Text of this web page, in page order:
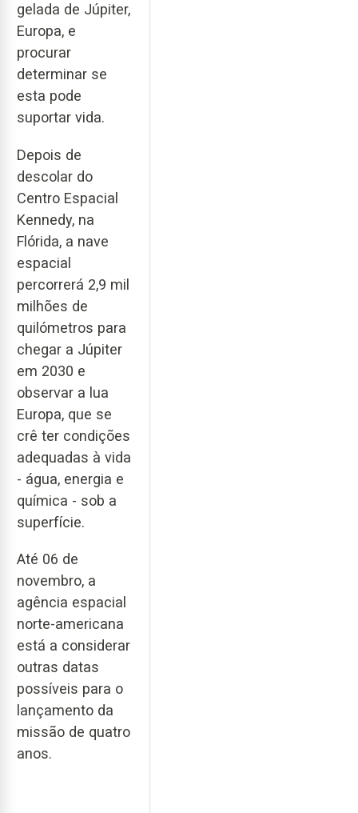
gelada de Júpiter,
Europa, e
procurar
determinar se
esta pode
suportar vida.
Depois de
descolar do
Centro Espacial
Kennedy, na
Flórida, a nave
espacial
percorrerá 2,9 mil
milhões de
quilómetros para
chegar a Júpiter
em 2030 e
observar a lua
Europa, que se
crê ter condições
adequadas à vida
- água, energia e
química - sob a
superfície.
Até 06 de
novembro, a
agência espacial
norte-americana
está a considerar
outras datas
possíveis para o
lançamento da
missão de quatro
anos.